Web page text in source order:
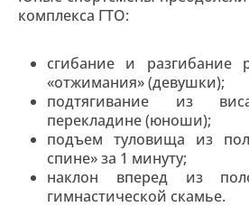
комплекса ГТО:
сгибание и разгибание
«отжимания» (девушки);
подтягивание из
перекладине (юноши);
подъем туловища из
спине» за 1 минуту;
наклон вперед из
гимнастической скамье.